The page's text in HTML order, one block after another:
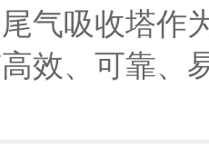
吸收塔作为
效、可靠、